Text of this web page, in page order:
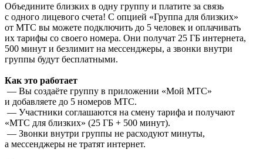
Объедините близких в одну группу и платите за связь
с одного лицевого счета! С опцией «Группа для близких»
от МТС вы можете подключить до 5 человек и оплачивать
их тарифы со своего номера. Они получат 25 ГБ интернета,
500 минут и безлимит на мессенджеры, а звонки внутри
группы будут бесплатными.
Как это работает
— Вы создаёте группу в приложении «Мой МТС»
и добавляете до 5 номеров МТС.
— Участники соглашаются на смену тарифа и получают
«МТС для близких» (25 ГБ + 500 минут).
— Звонки внутри группы не расходуют минуты,
а мессенджеры не тратят интернет.